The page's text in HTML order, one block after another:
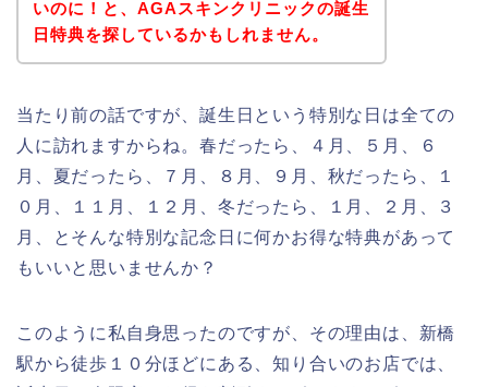
いのに！と、AGAスキンクリニックの誕生
日特典を探しているかもしれません。
当たり前の話ですが、誕生日という特別な日は全ての
人に訪れますからね。春だったら、４月、５月、６
月、夏だったら、７月、８月、９月、秋だったら、１
０月、１１月、１２月、冬だったら、１月、２月、３
月、とそんな特別な記念日に何かお得な特典があって
もいいと思いませんか？
このように私自身思ったのですが、その理由は、新橋
駅から徒歩１０分ほどにある、知り合いのお店では、